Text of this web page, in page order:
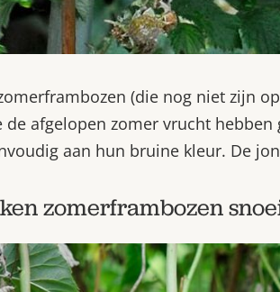
(die nog niet zijn
de afgelopen zomer vrucht
aan hun bruine kleur. De
zomerframbozen